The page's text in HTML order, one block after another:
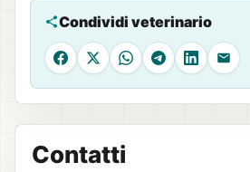
Condividi veterinario
Facebook
X WhatsApp
Telegram
LinkedIn
Email
Contatti